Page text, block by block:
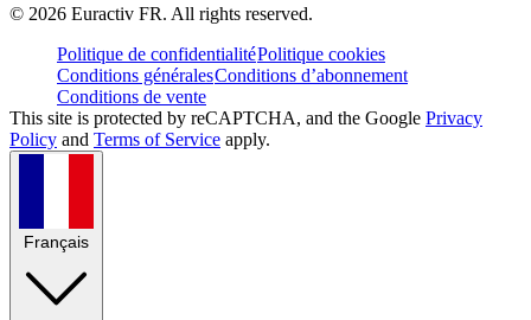
© 2026 Euractiv FR. All rights reserved.
Politique de confidentialitéPolitique cookies
Conditions généralesConditions d’abonnement
Conditions de vente
This site is protected by reCAPTCHA, and the Google Privacy
Policy and Terms of Service apply.
Français